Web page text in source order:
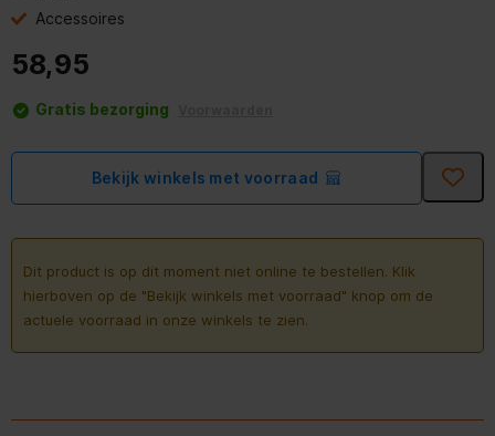
Accessoires
58,95
Gratis bezorging
Bekijk winkels met voorraad
Dit product is op dit moment niet online te bestellen. Klik
hierboven op de "Bekijk winkels met voorraad" knop om de
actuele voorraad in onze winkels te zien.